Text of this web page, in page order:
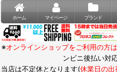
ホーム マイページ ブランド
※オンラインショップをご利用の方は
ンビニ後払い対
当店は不定休となります(休業日の出